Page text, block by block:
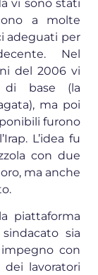
vi sono stati
a molte
adeguati per
Nel
del 2006 vi
di base (la
ma poi
furono
L’idea fu
con due
ma anche
piattaforma
sia
con
lavoratori